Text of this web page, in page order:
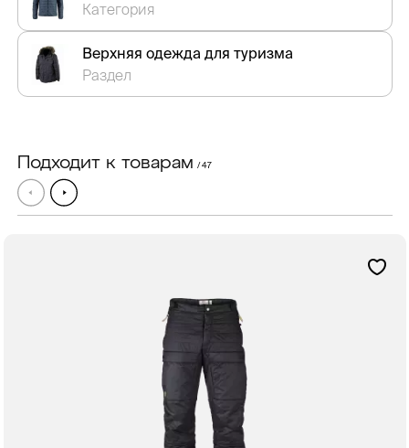
Категория
Верхняя одежда для туризма
Раздел
Подходит к товарам / 47